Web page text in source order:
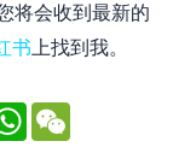
将会收到最新的
书上找到我。